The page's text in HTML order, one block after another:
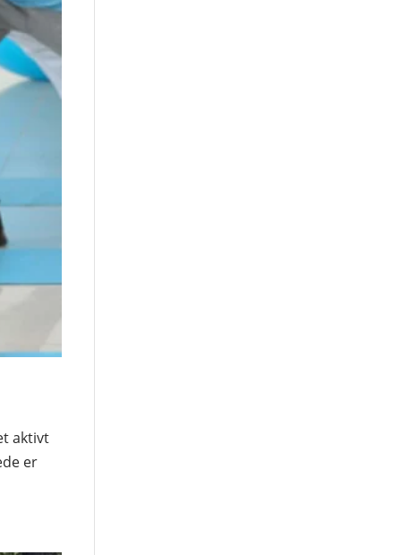
aktivt
er